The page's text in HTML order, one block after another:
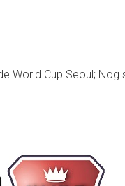
World Cup Seoul;